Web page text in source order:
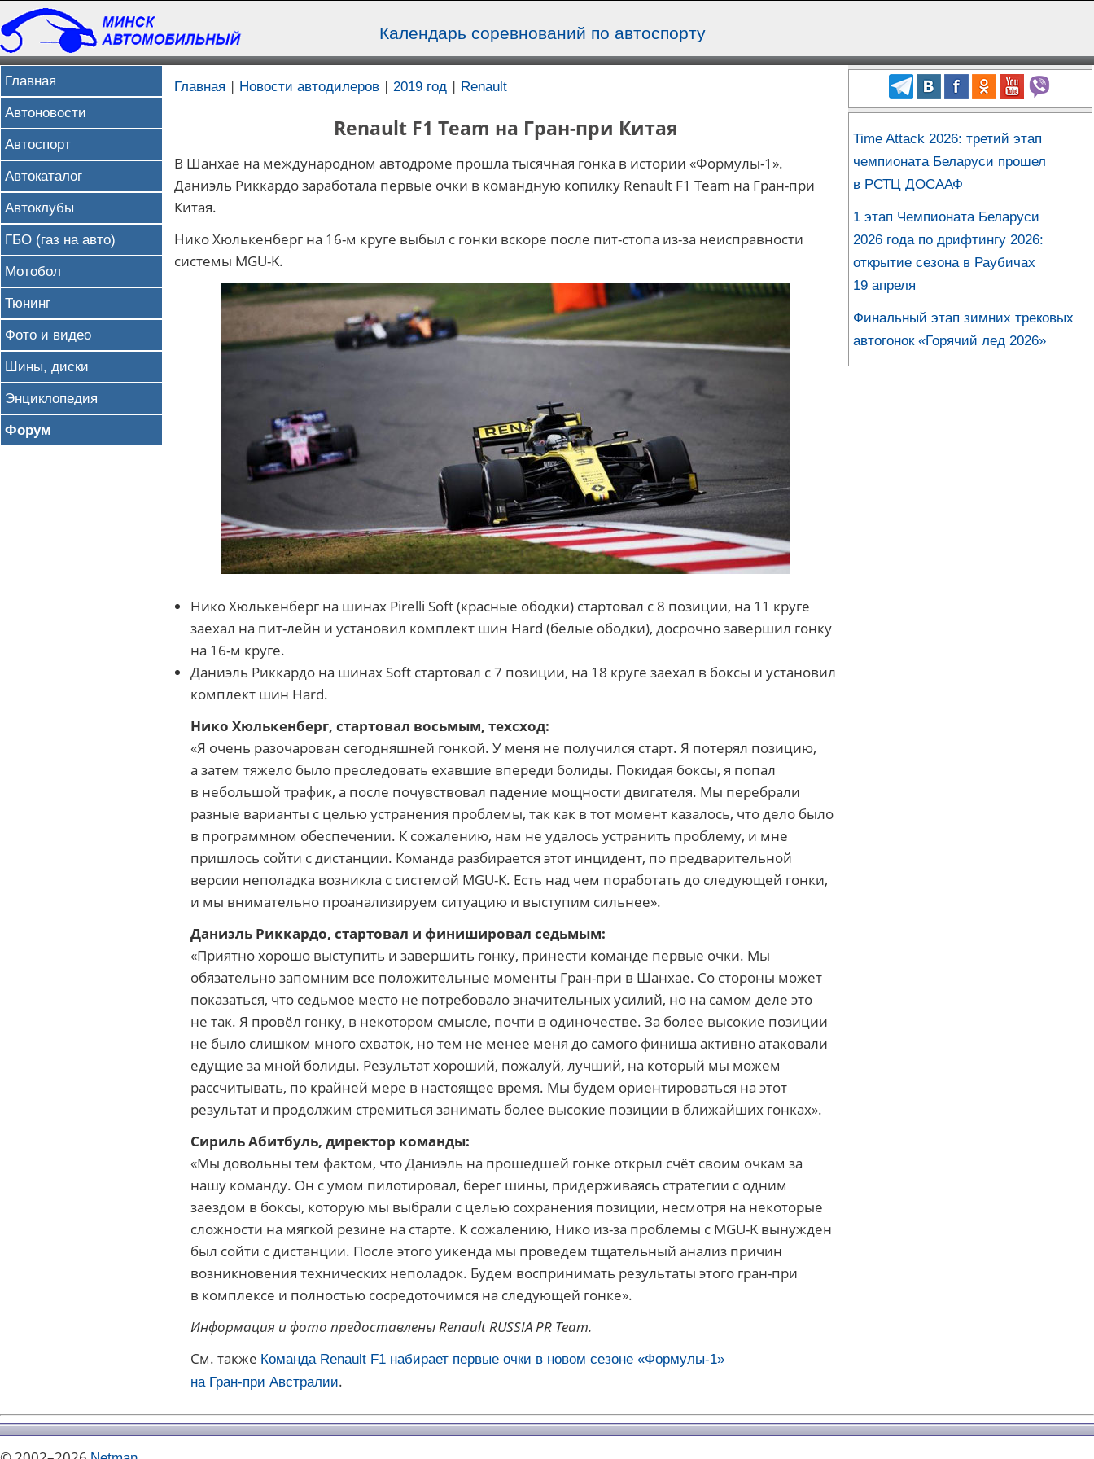
Календарь соревнований по автоспорту
Главная
Автоновости
Автоспорт
Автокаталог
Автоклубы
ГБО (газ на авто)
Мотобол
Тюнинг
Фото и видео
Шины, диски
Энциклопедия
Форум
Главная | Новости автодилеров | 2019 год | Renault
Renault F1 Team на Гран-при Китая
В Шанхае на международном автодроме прошла тысячная гонка в истории «Формулы-1».
Даниэль Риккардо заработала первые очки в командную копилку Renault F1 Team на Гран-при
Китая.
Нико Хюлькенберг на 16-м круге выбыл с гонки вскоре после пит-стопа из-за неисправности
системы MGU-K.
Нико Хюлькенберг на шинах Pirelli Soft (красные ободки) стартовал с 8 позиции, на 11 круге
заехал на пит-лейн и установил комплект шин Hard (белые ободки), досрочно завершил гонку
на 16-м круге.
Даниэль Риккардо на шинах Soft стартовал с 7 позиции, на 18 круге заехал в боксы и установил
комплект шин Hard.
Нико Хюлькенберг, стартовал восьмым, техсход:
«Я очень разочарован сегодняшней гонкой. У меня не получился старт. Я потерял позицию,
а затем тяжело было преследовать ехавшие впереди болиды. Покидая боксы, я попал
в небольшой трафик, а после почувствовал падение мощности двигателя. Мы перебрали
разные варианты с целью устранения проблемы, так как в тот момент казалось, что дело было
в программном обеспечении. К сожалению, нам не удалось устранить проблему, и мне
пришлось сойти с дистанции. Команда разбирается этот инцидент, по предварительной
версии неполадка возникла с системой MGU-K. Есть над чем поработать до следующей гонки,
и мы внимательно проанализируем ситуацию и выступим сильнее».
Даниэль Риккардо, стартовал и финишировал седьмым:
«Приятно хорошо выступить и завершить гонку, принести команде первые очки. Мы
обязательно запомним все положительные моменты Гран-при в Шанхае. Со стороны может
показаться, что седьмое место не потребовало значительных усилий, но на самом деле это
не так. Я провёл гонку, в некотором смысле, почти в одиночестве. За более высокие позиции
не было слишком много схваток, но тем не менее меня до самого финиша активно атаковали
едущие за мной болиды. Результат хороший, пожалуй, лучший, на который мы можем
рассчитывать, по крайней мере в настоящее время. Мы будем ориентироваться на этот
результат и продолжим стремиться занимать более высокие позиции в ближайших гонках».
Сириль Абитбуль, директор команды:
«Мы довольны тем фактом, что Даниэль на прошедшей гонке открыл счёт своим очкам за
нашу команду. Он с умом пилотировал, берег шины, придерживаясь стратегии с одним
заездом в боксы, которую мы выбрали с целью сохранения позиции, несмотря на некоторые
сложности на мягкой резине на старте. К сожалению, Нико из-за проблемы с MGU-K вынужден
был сойти с дистанции. После этого уикенда мы проведем тщательный анализ причин
возникновения технических неполадок. Будем воспринимать результаты этого гран-при
в комплексе и полностью сосредоточимся на следующей гонке».
Информация и фото предоставлены Renault RUSSIA PR Team.
См. также Команда Renault F1 набирает первые очки в новом сезоне «Формулы-1»
на Гран-при Австралии.
Time Attack 2026: третий этап
чемпионата Беларуси прошел
в РСТЦ ДОСААФ
1 этап Чемпионата Беларуси
2026 года по дрифтингу 2026:
открытие сезона в Раубичах
19 апреля
Финальный этап зимних трековых
автогонок «Горячий лед 2026»